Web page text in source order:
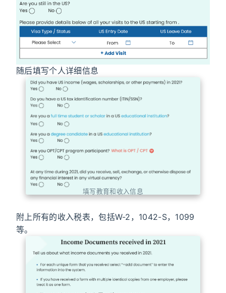
随后填写个人详细信息
填写教育和收入信息
附上所有的收入税表，包括W-2，1042-S，1099
等。